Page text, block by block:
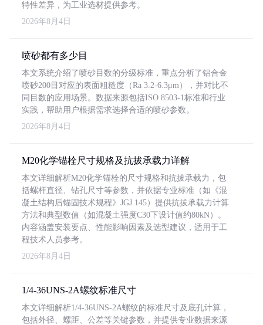
特性差异，为工业选材提供参考。
2026年8月4日
喷砂都有多少目
本文系统介绍了喷砂目数的分级标准，重点分析了铝合金
喷砂200目对应的表面粗糙度（Ra 3.2-6.3μm），并对比不
同目数的应用场景。数据来源包括ISO 8503-1标准和行业
实践，帮助用户根据需求选择合适的喷砂参数。
2026年8月4日
M20化学锚栓尺寸规格及抗拔承载力详解
本文详细解析M20化学锚栓的尺寸规格和抗拔承载力，包
括螺杆直径、钻孔尺寸等参数，并依据专业标准（如《混
凝土结构后锚固技术规程》JGJ 145）提供抗拔承载力计算
方法和典型数值（如混凝土强度C30下设计值约80kN）。
内容涵盖安装要点、性能影响因素及选型建议，适用于工
程技术人员参考。
2026年8月4日
1/4-36UNS-2A螺纹标准尺寸
本文详细解析1/4-36UNS-2A螺纹的标准尺寸及底孔计算，
包括外径、螺距、公差等关键参数，并提供专业数据来源